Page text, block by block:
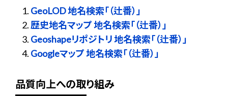
GeoLOD 地名検索「（辻番）」
歴史地名マップ 地名検索「（辻番）」
Geoshapeリポジトリ 地名検索「（辻番）」
Googleマップ 地名検索「（辻番）」
品質向上への取り組み